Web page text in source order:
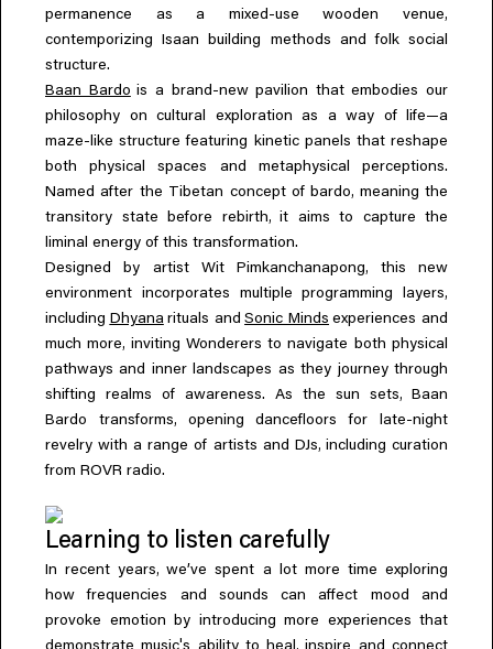
permanence as a mixed-use wooden venue,
contemporizing Isaan building methods and folk social
structure.
Baan Bardo is a brand-new pavilion that embodies our
philosophy on cultural exploration as a way of life—a
maze-like structure featuring kinetic panels that reshape
both physical spaces and metaphysical perceptions.
Named after the Tibetan concept of bardo, meaning the
transitory state before rebirth, it aims to capture the
liminal energy of this transformation.
Designed by artist Wit Pimkanchanapong,
this new
environment incorporates multiple programming layers,
including Dhyana rituals and Sonic Minds experiences and
much more, inviting Wonderers to navigate both physical
pathways and inner landscapes as they journey through
shifting realms of awareness. As the sun sets,
Baan
Bardo transforms,
opening dancefloors for late-night
revelry with a range of artists and DJs, including curation
from ROVR radio.
Learning to listen carefully
In recent years,we’ve spent a lot more time exploring
how frequencies and sounds can affect mood and
provoke emotion by introducing more experiences that
' ,